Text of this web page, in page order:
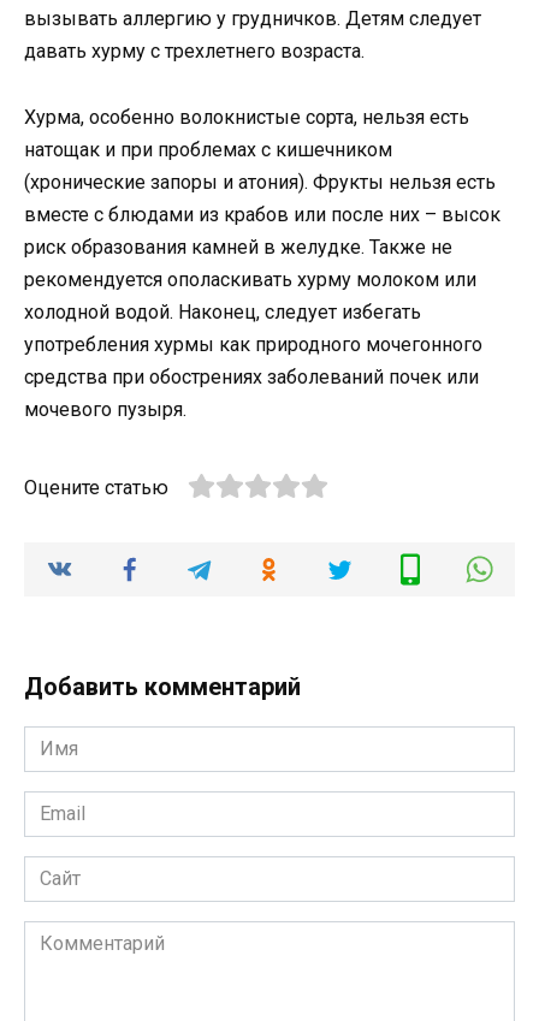
вызывать аллергию у грудничков. Детям следует
давать хурму с трехлетнего возраста.
Хурма, особенно волокнистые сорта, нельзя есть
натощак и при проблемах с кишечником
(хронические запоры и атония). Фрукты нельзя есть
вместе с блюдами из крабов или после них – высок
риск образования камней в желудке. Также не
рекомендуется ополаскивать хурму молоком или
холодной водой. Наконец, следует избегать
употребления хурмы как природного мочегонного
средства при обострениях заболеваний почек или
мочевого пузыря.
Оцените статью
Добавить комментарий
Имя
Email
Сайт
Комментарий